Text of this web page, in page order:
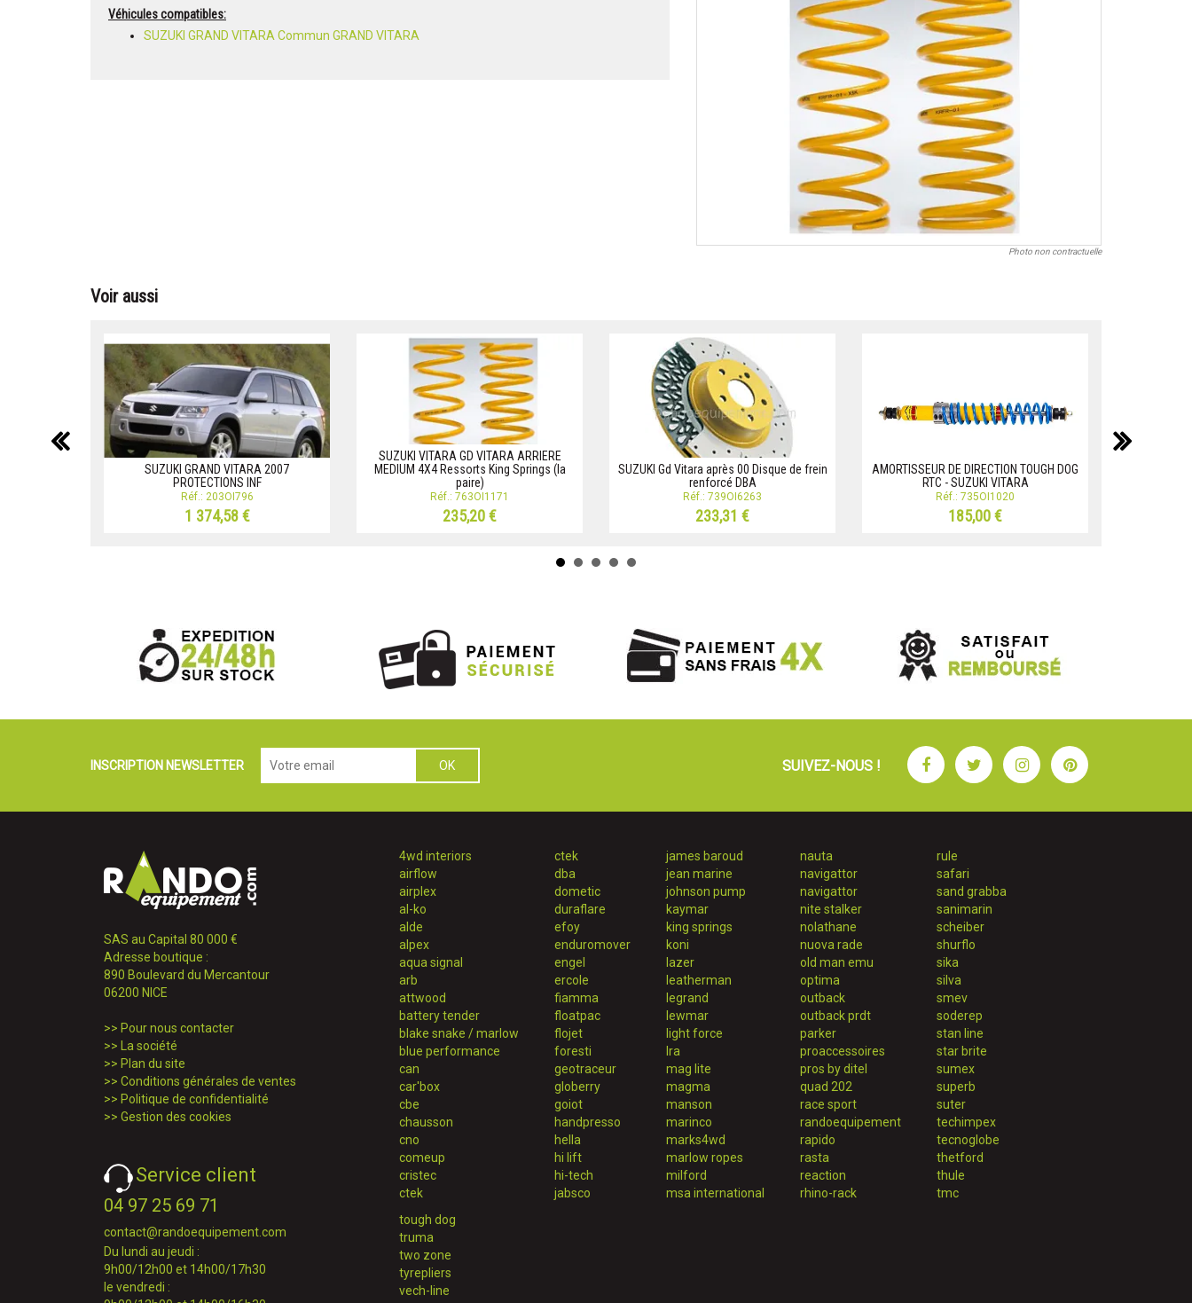
Véhicules compatibles:
SUZUKI GRAND VITARA Commun GRAND VITARA
Photo non contractuelle
Voir aussi
SUZUKI GRAND VITARA 2007
PROTECTIONS INF
Réf.: 203OI796
1 374,58 €
SUZUKI VITARA GD VITARA ARRIERE
MEDIUM 4X4 Ressorts King Springs (la
paire)
Réf.: 763OI1171
235,20 €
SUZUKI Gd Vitara après 00 Disque de frein
renforcé DBA
Réf.: 739OI6263
233,31 €
AMORTISSEUR DE DIRECTION TOUGH DOG
RTC - SUZUKI VITARA
Réf.: 735OI1020
185,00 €
précédent
INSCRIPTION NEWSLETTER SUIVEZ-NOUS ! FacebookTwitterInstagramPinterest
SAS au Capital 80 000 €
Adresse boutique :
890 Boulevard du Mercantour
06200 NICE
>> Pour nous contacter
>> La société
>> Plan du site
>> Conditions générales de ventes
>> Politique de confidentialité
>> Gestion des cookies
Service client
04 97 25 69 71
contact@randoequipement.com
Du lundi au jeudi :
9h00/12h00 et 14h00/17h30
le vendredi :
4wd interiors
airflow
airplex
al-ko
alde
alpex
aqua signal
arb
attwood
battery tender
blake snake / marlow
blue performance
can
car'box
cbe
chausson
cno
comeup
cristec
ctek
ctek
dba
dometic
duraflare
efoy
enduromover
engel
ercole
fiamma
floatpac
flojet
foresti
geotraceur
globerry
goiot
handpresso
hella
hi lift
hi-tech
jabsco
james baroud
jean marine
johnson pump
kaymar
king springs
koni
lazer
leatherman
legrand
lewmar
light force
lra
mag lite
magma
manson
marinco
marks4wd
marlow ropes
milford
msa international
nauta
navigattor
navigattor
nite stalker
nolathane
nuova rade
old man emu
optima
outback
outback prdt
parker
proaccessoires
pros by ditel
quad 202
race sport
randoequipement
rapido
rasta
reaction
rhino-rack
rule
safari
sand grabba
sanimarin
scheiber
shurflo
sika
silva
smev
soderep
stan line
star brite
sumex
superb
suter
techimpex
tecnoglobe
thetford
thule
tmc
tough dog
truma
two zone
tyrepliers
vech-line